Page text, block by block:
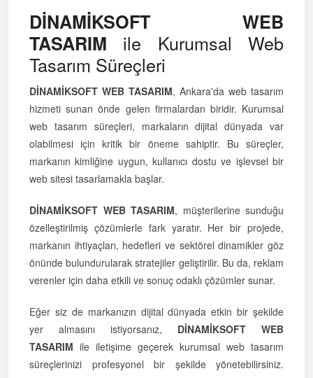
DİNAMİKSOFT WEB
TASARIM ile Kurumsal Web
Tasarım Süreçleri
DİNAMİKSOFT WEB TASARIM, Ankara'da web tasarım
hizmeti sunan önde gelen firmalardan biridir. Kurumsal
web tasarım süreçleri, markaların dijital dünyada var
olabilmesi için kritik bir öneme sahiptir. Bu süreçler,
markanın kimliğine uygun, kullanıcı dostu ve işlevsel bir
web sitesi tasarlamakla başlar.
DİNAMİKSOFT WEB TASARIM, müşterilerine sunduğu
özelleştirilmiş çözümlerle fark yaratır. Her bir projede,
markanın ihtiyaçları, hedefleri ve sektörel dinamikler göz
önünde bulundurularak stratejiler geliştirilir. Bu da, reklam
verenler için daha etkili ve sonuç odaklı çözümler sunar.
Eğer siz de markanızın dijital dünyada etkin bir şekilde
yer almasını istiyorsanız, DİNAMİKSOFT WEB
TASARIM ile iletişime geçerek kurumsal web tasarım
süreçlerinizi profesyonel bir şekilde yönetebilirsiniz.